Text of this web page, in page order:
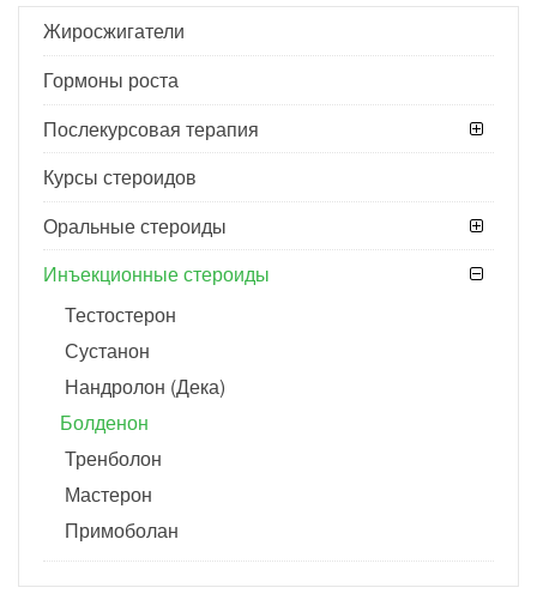
Жиросжигатели
Гормоны роста
Послекурсовая терапия
Курсы стероидов
Оральные стероиды
Инъекционные стероиды
Тестостерон
Сустанон
Нандролон (Дека)
Болденон
Тренболон
Мастерон
Примоболан